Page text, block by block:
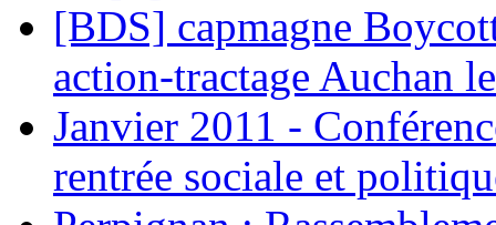
[BDS] capmagne
action-tractage Auchan
Janvier 2011 -
rentrée sociale et